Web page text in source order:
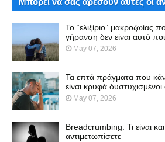
Το “ελιξίριο” μακροζωίας
γήρανση δεν είναι αυτό
May 07, 2026
Τα επτά πράγματα που
είναι κρυφά
May 07, 2026
Breadcrumbing: Τι είναι
αντιμετωπίσετε